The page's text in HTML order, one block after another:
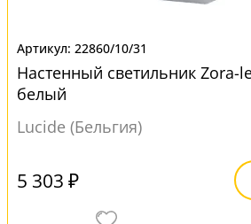
22860/10/31
Настенный светильник Zora-
белый
Lucide (Бельгия)
5 303 ₽